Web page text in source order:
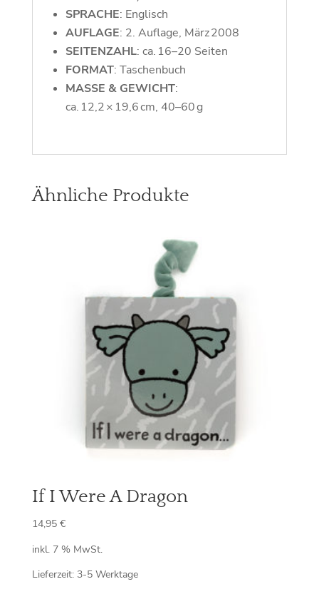
SPRACHE: Englisch
AUFLAGE: 2. Auflage, März 2008
SEITENZAHL: ca. 16–20 Seiten
FORMAT: Taschenbuch
MASSE & GEWICHT :
ca. 12,2 × 19,6 cm, 40–60 g
Ähnliche Produkte
If I Were A Dragon
14,95 €
inkl. 7 % MwSt.
Lieferzeit: 3-5 Werktage